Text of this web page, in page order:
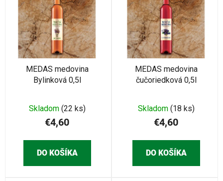
MEDAS medovina
Bylinková 0,5l
Skladom (22 ks)
€4,60
DO KOŠÍKA
MEDAS medovina
čučoriedková 0,5l
Skladom (18 ks)
€4,60
DO KOŠÍKA